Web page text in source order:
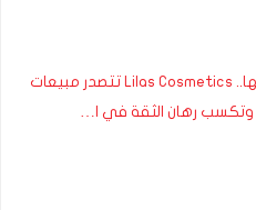
بعد عامين من إطلاقها.. Lilas Cosmetics تتصدر مبيعات
رهان الثقة في ا…